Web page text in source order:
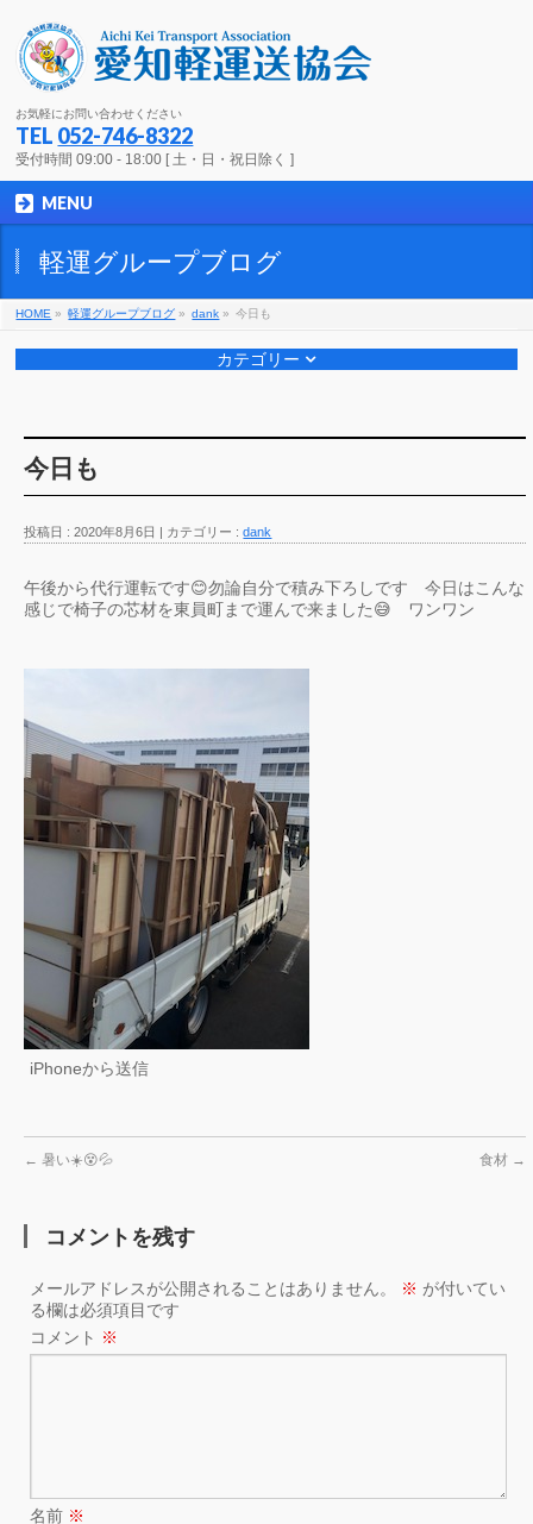
お気軽にお問い合わせください
TEL 052-746-8322
受付時間 09:00 - 18:00 [ 土・日・祝日除く ]
MENU
軽運グループブログ
HOME » 軽運グループブログ » dank » 今日も
カテゴリー
今日も
投稿日 : 2020年8月6日 カテゴリー :dank
午後から代行運転です😊勿論自分で積み下ろしです 今日はこんな
感じで椅子の芯材を東員町まで運んで来ました😅 ワンワン
iPhoneから送信
← 暑い☀️😵💦 食材 →
コメントを残す
メールアドレスが公開されることはありません。 ※ が付いてい
る欄は必須項目です
コメント ※
名前 ※